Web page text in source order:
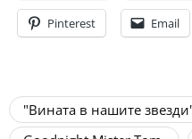
Pinterest Email
"Вината в нашите